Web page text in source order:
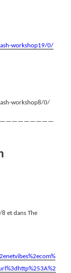
workshop19/0/
workshop8/0/
et dans The